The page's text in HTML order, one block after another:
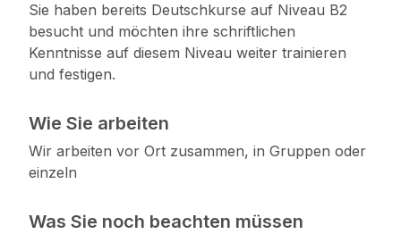
Sie haben bereits Deutschkurse auf Niveau B2
besucht und möchten ihre schriftlichen
Kenntnisse auf diesem Niveau weiter trainieren
und festigen.
Wie Sie arbeiten
Wir arbeiten vor Ort zusammen, in Gruppen oder
einzeln
Was Sie noch beachten müssen